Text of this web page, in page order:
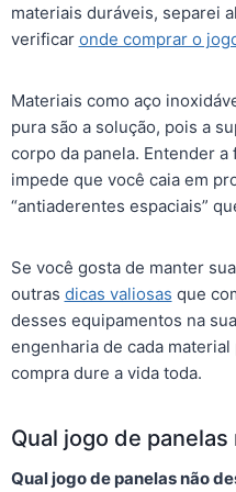
materiais duráveis, separei
verificar onde comprar o
Materiais como aço
pura são a solução, pois a
corpo da panela. Entender
impede que você caia em
“antiaderentes espaciais”
Se você gosta de manter
outras dicas valiosas que
desses equipamentos na
engenharia de cada
compra dure a vida toda.
Qual jogo de
Qual jogo de panelas não